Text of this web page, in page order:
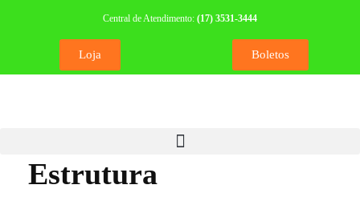
Central de Atendimento: (17) 3531-3444
Loja Boletos
Estrutura